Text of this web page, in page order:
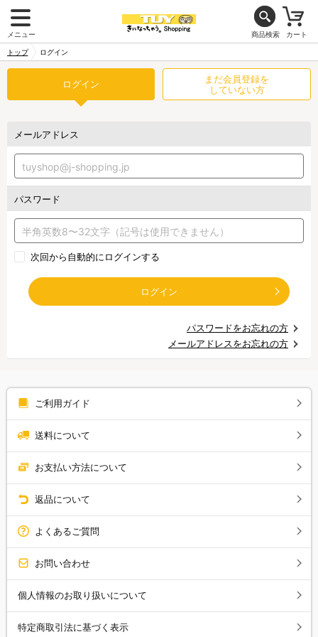
メニュー 商品検索 カート
トップ ログイン
ログイン
まだ会員登録を
していない方
メールアドレス
パスワード
次回から自動的にログインする
ログイン
パスワードをお忘れの方
メールアドレスをお忘れの方
ご利用ガイド
送料について
お支払い方法について
返品について
よくあるご質問
お問い合わせ
個人情報のお取り扱いについて
特定商取引法に基づく表示